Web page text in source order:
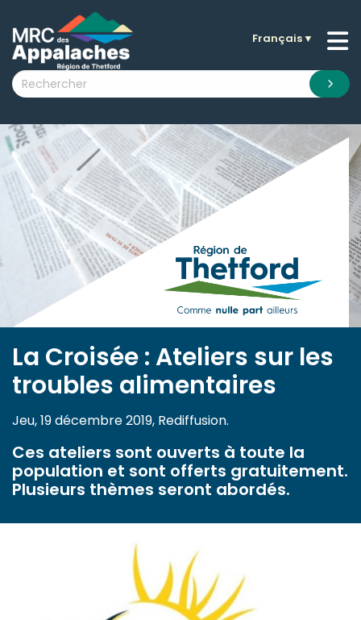
submenu (La MRC )
submenu (Citoyens )
submenu (Visiteurs )
submenu (Nouvelles )
submenu (Documentation )
Français▼
La Croisée : Ateliers sur les
troubles alimentaires
Jeu, 19 décembre 2019, Rediffusion.
Ces ateliers sont ouverts à toute la
population et sont offerts gratuitement.
Plusieurs thèmes seront abordés.